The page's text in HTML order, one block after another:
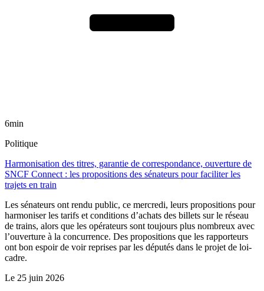
6min
Politique
Harmonisation des titres, garantie de correspondance, ouverture de
SNCF Connect : les propositions des sénateurs pour faciliter les
trajets en train
Les sénateurs ont rendu public, ce mercredi, leurs propositions pour
harmoniser les tarifs et conditions d’achats des billets sur le réseau
de trains, alors que les opérateurs sont toujours plus nombreux avec
l’ouverture à la concurrence. Des propositions que les rapporteurs
ont bon espoir de voir reprises par les députés dans le projet de loi-
cadre.
Le 25 juin 2026